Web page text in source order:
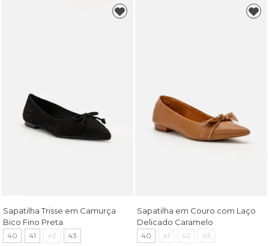
Sapatilha Trisse em Camurça
Bico Fino Preta
40 41 42 43
Sapatilha em Couro com Laço
Delicado Caramelo
40 41 42 43